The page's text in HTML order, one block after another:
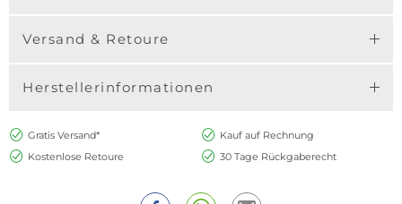
Versand & Retoure
Herstellerinformationen
Gratis Versand*
Kauf auf Rechnung
Kostenlose Retoure
30 Tage Rückgaberecht